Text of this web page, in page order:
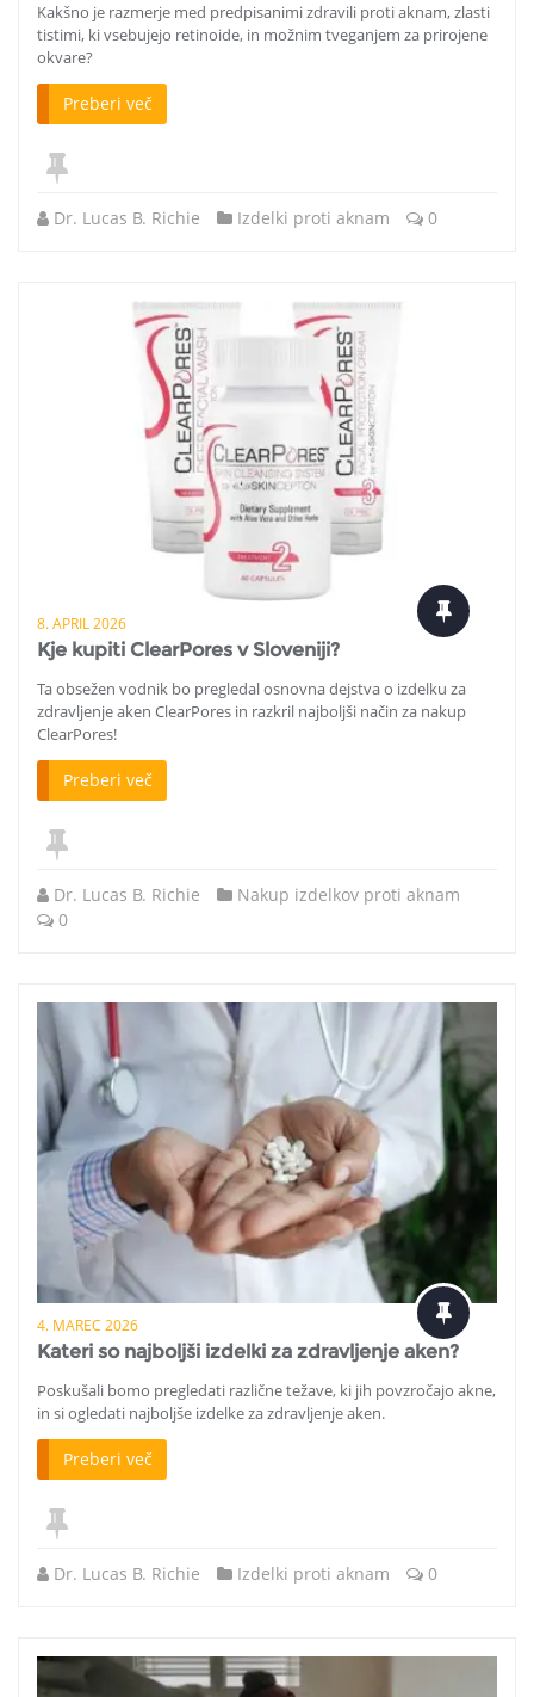
Kakšno je razmerje med predpisanimi zdravili proti aknam, zlasti
tistimi, ki vsebujejo retinoide, in možnim tveganjem za prirojene
okvare?
Preberi več
Dr. Lucas B. Richie Izdelki proti aknam 0
8. APRIL 2026
Kje kupiti ClearPores v Sloveniji?
Ta obsežen vodnik bo pregledal osnovna dejstva o izdelku za
zdravljenje aken ClearPores in razkril najboljši način za nakup
ClearPores!
Preberi več
Dr. Lucas B. Richie
Nakup izdelkov proti aknam
0
4. MAREC 2026
Kateri so najboljši izdelki za zdravljenje aken?
Poskušali bomo pregledati različne težave, ki jih povzročajo akne,
in si ogledati najboljše izdelke za zdravljenje aken.
Preberi več
Dr. Lucas B. Richie Izdelki proti aknam 0